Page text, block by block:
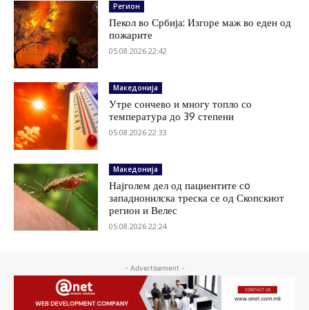
Регион
Пекол во Србија: Изгоре маж во еден од
пожарите
05.08.2026 22:42
Македонија
Утре сончево и многу топло со
температура до 39 степени
05.08.2026 22:33
Македонија
Најголем дел од пациентите сo
западнонилска треска се од Скопскиот
регион и Велес
05.08.2026 22:24
- Advertisement -